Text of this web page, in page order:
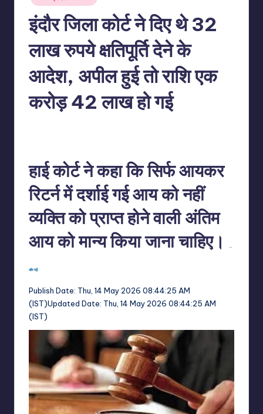
in
इंदौर जिला कोर्ट ने दिए थे 32
लाख रुपये क्षतिपूर्ति देने के
आदेश, अपील हुई तो राशि एक
करोड़ 42 लाख हो गई
हाई कोर्ट ने कहा कि सिर्फ आयकर
रिटर्न में दर्शाई गई आय को नहीं
व्यक्ति को प्राप्त होने वाली अंतिम
आय को मान्य किया जाना चाहिए।
…
और पढ़ें
Publish Date: Thu, 14 May 2026 08:44:25 AM
(IST)Updated Date: Thu, 14 May 2026 08:44:25 AM
(IST)